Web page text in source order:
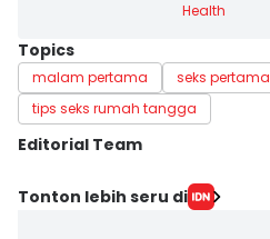
Health
Topics
malam pertama seks pertama
tips seks rumah tangga
Editorial Team
Editor
Tonton lebih seru di